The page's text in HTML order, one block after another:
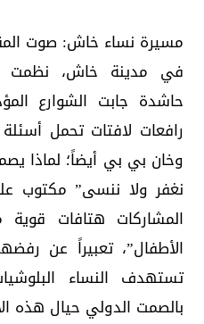
مسيرة نساء خاش: صوت
في مدينة خاش، نظمت
حاشدة جابت الشوارع
رافعات لافتات تحمل
وخان بي بي أيضاً؛ لماذا
نغفر ولا ننسى” مكتوب
المشاركات هتافات
الأطفال”، تعبيراً عن
تستهدف النساء
بالصمت الدولي حيال هذه